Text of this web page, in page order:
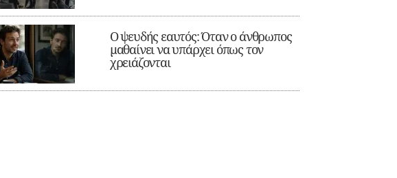
Ο ψευδής εαυτός: Όταν ο άνθρωπος
μαθαίνει να υπάρχει όπως τον
χρειάζονται